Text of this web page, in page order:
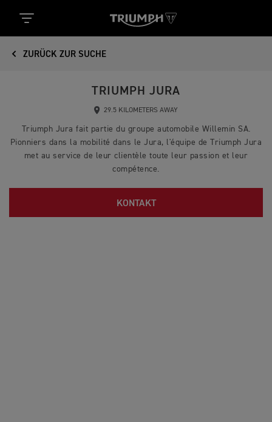
ZURÜCK ZUR SUCHE
TRIUMPH JURA
29.5 KILOMETERS AWAY
Triumph Jura fait partie du groupe automobile Willemin SA.
Pionniers dans la mobilité dans le Jura, l'équipe de Triumph Jura
met au service de leur clientèle toute leur passion et leur
compétence.
KONTAKT